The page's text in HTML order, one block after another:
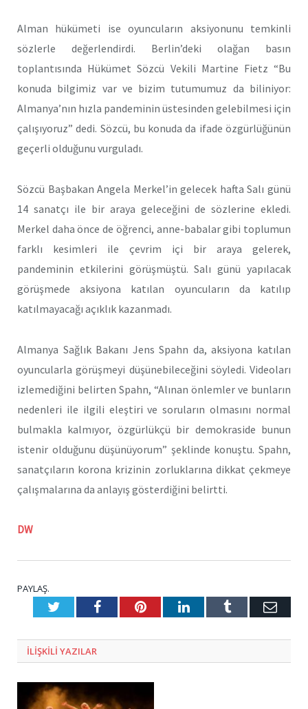
Alman hükümeti ise oyuncuların aksiyonunu temkinli
sözlerle değerlendirdi. Berlin’deki olağan basın
toplantısında Hükümet Sözcü Vekili Martine Fietz “Bu
konuda bilgimiz var ve bizim tutumumuz da biliniyor:
Almanya’nın hızla pandeminin üstesinden gelebilmesi için
çalışıyoruz” dedi. Sözcü, bu konuda da ifade özgürlüğünün
geçerli olduğunu vurguladı.
Sözcü Başbakan Angela Merkel’in gelecek hafta Salı günü
14 sanatçı ile bir araya geleceğini de sözlerine ekledi.
Merkel daha önce de öğrenci, anne-babalar gibi toplumun
farklı kesimleri ile çevrim içi bir araya gelerek,
pandeminin etkilerini görüşmüştü. Salı günü yapılacak
görüşmede aksiyona katılan oyuncuların da katılıp
katılmayacağı açıklık kazanmadı.
Almanya Sağlık Bakanı Jens Spahn da, aksiyona katılan
oyuncularla görüşmeyi düşünebileceğini söyledi. Videoları
izlemediğini belirten Spahn, “Alınan önlemler ve bunların
nedenleri ile ilgili eleştiri ve soruların olmasını normal
bulmakla kalmıyor, özgürlükçü bir demokraside bunun
istenir olduğunu düşünüyorum” şeklinde konuştu. Spahn,
sanatçıların korona krizinin zorluklarına dikkat çekmeye
çalışmalarına da anlayış gösterdiğini belirtti.
DW
PAYLAŞ.
TwitterFacebookPinterestLinkedInTumblr E-
ILIŞKILI YAZILAR